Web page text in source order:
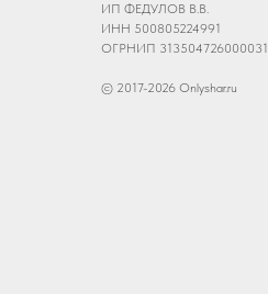
ИП ФЕДУЛОВ В.В.
ИНН 500805224991
ОГРНИП 313504726000031
© 2017-2026 Onlyshar.ru